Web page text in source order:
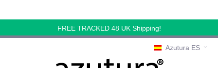
FREE TRACKED 48 UK Shipping!
Azutura ES